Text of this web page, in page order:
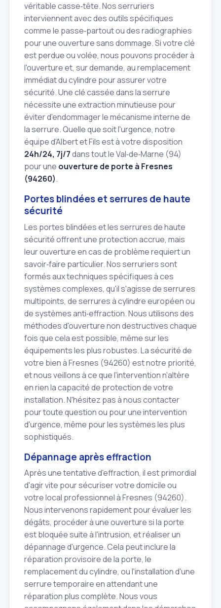
véritable casse‑tête. Nos serruriers
interviennent avec des outils spécifiques
comme le passe‑partout ou des radiographies
pour une ouverture sans dommage. Si votre clé
est perdue ou volée, nous pouvons procéder à
l'ouverture et, sur demande, au remplacement
immédiat du cylindre pour assurer votre
sécurité. Une clé cassée dans la serrure
nécessite une extraction minutieuse pour
éviter d'endommager le mécanisme interne de
la serrure. Quelle que soit l'urgence, notre
équipe d'Albert et Fils est à votre disposition
24h/24, 7j/7dans tout le Val‑de‑Marne (94)
pour une ouverture de porte à Fresnes
(94260).
Portes blindées et serrures de haute
sécurité
Les portes blindées et les serrures de haute
sécurité offrent une protection accrue, mais
leur ouverture en cas de problème requiert un
savoir‑faire particulier. Nos serruriers sont
formés aux techniques spécifiques à ces
systèmes complexes, qu'il s'agisse de serrures
multipoints, de serrures à cylindre européen ou
de systèmes anti‑effraction. Nous utilisons des
méthodes d'ouverture non destructives chaque
fois que cela est possible, même sur les
équipements les plus robustes. La sécurité de
votre bien à Fresnes (94260) est notre priorité,
et nous veillons à ce que l'intervention n'altère
en rien la capacité de protection de votre
installation. N'hésitez pas à nous contacter
pour toute question ou pour une intervention
d'urgence, même pour les systèmes les plus
sophistiqués.
Dépannage après effraction
Après une tentative d'effraction, il est primordial
d'agir vite pour sécuriser votre domicile ou
votre local professionnel à Fresnes (94260).
Nous intervenons rapidement pour évaluer les
dégâts, procéder à une ouverture si la porte
est bloquée suite à l'intrusion, et réaliser un
dépannage d'urgence. Cela peut inclure la
réparation provisoire de la porte, le
remplacement du cylindre, ou l'installation d'une
serrure temporaire en attendant une
réparation plus complète. Nous vous